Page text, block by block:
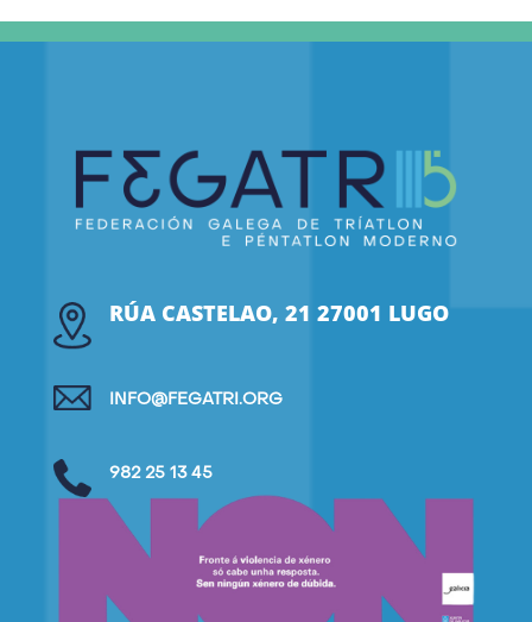
RÚA CASTELAO, 21 27001 LUGO
INFO@FEGATRI.ORG
982 25 13 45